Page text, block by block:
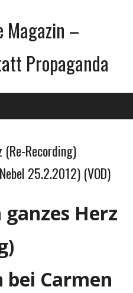
Magazin –
Propaganda
(Re-Recording)
25.2.2012) (VOD)
Herz
Carmen